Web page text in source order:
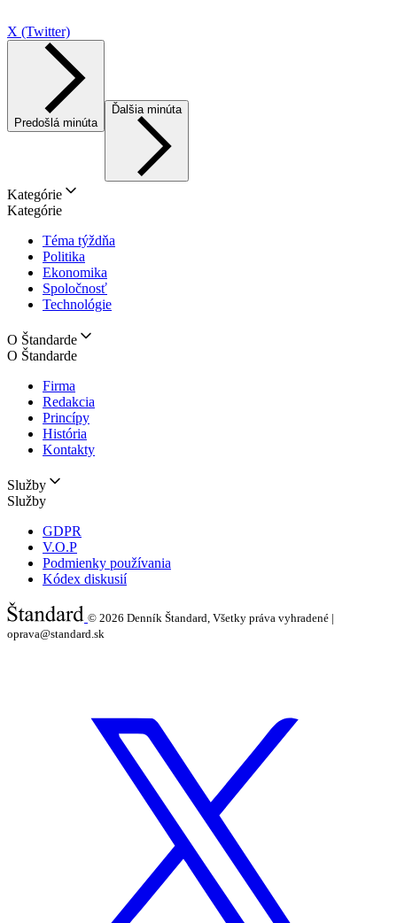
X (Twitter)
Predošlá minúta
Ďalšia minúta
Kategórie
Kategórie
Téma týždňa
Politika
Ekonomika
Spoločnosť
Technológie
O Štandarde
O Štandarde
Firma
Redakcia
Princípy
História
Kontakty
Služby
Služby
GDPR
V.O.P
Podmienky používania
Kódex diskusií
© 2026 Denník Štandard, Všetky práva vyhradené |
oprava@standard.sk